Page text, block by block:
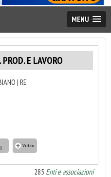
MENU
PROD. E LAVORO
| RE
Video
285 Enti e associazioni